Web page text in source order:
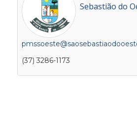
Sebastião do
(37) 3286-1173